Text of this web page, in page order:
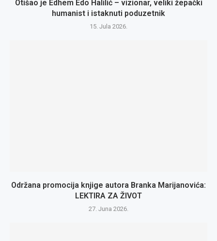
Otišao je Edhem Edo Halilić – vizionar, veliki žepački
humanist i istaknuti poduzetnik
15. Jula 2026.
Održana promocija knjige autora Branka Marijanovića:
LEKTIRA ZA ŽIVOT
27. Juna 2026.